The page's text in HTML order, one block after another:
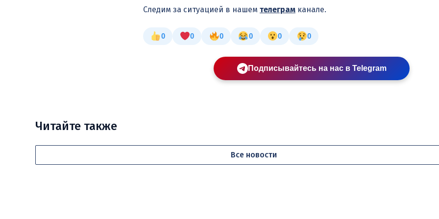
Следим за ситуацией в нашем телеграм канале.
0 0 0 0 0 0
Подписывайтесь на нас в Telegram
Читайте также
Все новости